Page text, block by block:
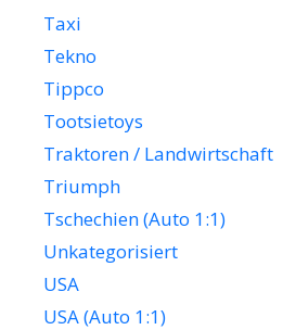
Taxi
Tekno
Tippco
Tootsietoys
Traktoren / Landwirtschaft
Triumph
Tschechien (Auto 1:1)
Unkategorisiert
USA
USA (Auto 1:1)